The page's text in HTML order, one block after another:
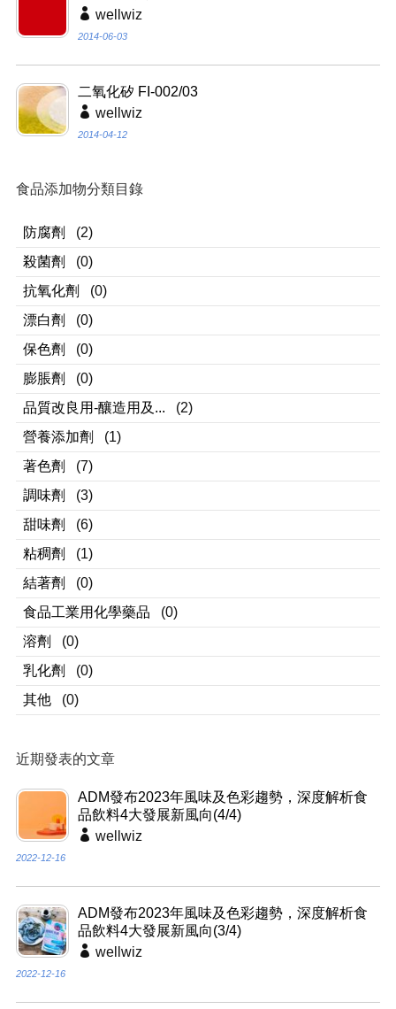
wellwiz
2014-06-03
二氧化矽 FI-002/03
wellwiz
2014-04-12
食品添加物分類目錄
防腐劑
(2)
殺菌劑
(0)
抗氧化劑
(0)
漂白劑
(0)
保色劑
(0)
膨脹劑
(0)
品質改良用-釀造用及...
(2)
營養添加劑
(1)
著色劑
(7)
調味劑
(3)
甜味劑
(6)
粘稠劑
(1)
結著劑
(0)
食品工業用化學藥品
(0)
溶劑
(0)
乳化劑
(0)
其他
(0)
近期發表的文章
ADM發布2023年風味及色彩趨勢，深度解析食
品飲料4大發展新風向(4/4)
wellwiz
2022-12-16
ADM發布2023年風味及色彩趨勢，深度解析食
品飲料4大發展新風向(3/4)
wellwiz
2022-12-16